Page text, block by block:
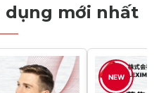
mới nhất
NEW